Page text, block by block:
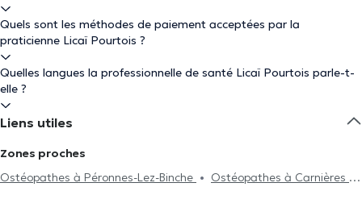
Quels sont les méthodes de paiement acceptées par la
praticienne Licaï Pourtois ?
Quelles langues la professionnelle de santé Licaï Pourtois parle-t-
elle ?
Liens utiles
Zones proches
Ostéopathes à Péronnes-Lez-Binche
Ostéopathes à Carnières